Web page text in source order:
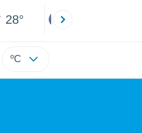
28°
ºC